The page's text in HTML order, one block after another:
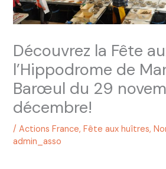
Découvrez la Fête
l’Hippodrome de
Barœul du 29
décembre!
/Actions France,Fête aux huîtres,
admin_asso